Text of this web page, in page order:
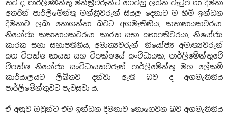
තව ද, පාර්ලිමේන්තු මන්ත්‍රීවරුන්ට ගෙවනු ලබන වැටුප් හා දීමනා
අතරින් පාර්ලිමේන්තු මන්ත්‍රීවරුන් සියලු දෙනාට ම හිමි ඉන්ධන
දීමනාව ලබා නොගන්නා බවට අගමැතිනිය, කතානායකවරයා,
නියෝජ්‍ය කතානායකවරයා, කාරක සභා සභාපතිවරයා, නියෝජ්‍ය
කාරක සභා සභාපතිනිය, අමාත්‍යවරුන්, නියෝජ්‍ය අමාත්‍යවරුන්
සහ විපක්ෂ නායක සහ විපක්ෂයේ සංවිධායක, පාර්ලිමේන්තුවේ
විපක්ෂ නියෝජ්‍ය සංවිධායකවරුන් පාර්ලිමේන්තු මහ ලේකම්
කාර්යාලයට ලිඛිතව දන්වා ඇති බව ද අගමැතිනිය
පාර්ලිමේන්තුවට පැවසුවා ය.
ඒ අනුව ඔවුන්ට එම ඉන්ධන දීමනාව නොගෙවන බව අගමැතිනිය